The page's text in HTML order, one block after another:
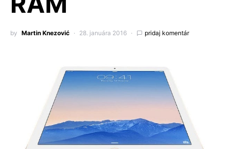
by Martin Knezović 28. januára 2016 pridaj komentár